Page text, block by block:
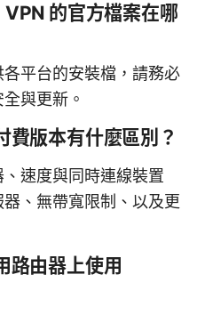
的官方檔案在哪
平台的安裝檔，請務必
與更新。
費版本有什麼區別？
速度與同時連線裝置
、無帶寬限制、以及更
路由器上使用